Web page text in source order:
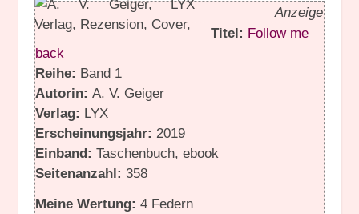
Anzeige
Titel: Follow me
back
Reihe: Band 1
Autorin: A. V. Geiger
Verlag: LYX
Erscheinungsjahr: 2019
Einband: Taschenbuch, ebook
Seitenanzahl: 358
Meine Wertung: 4 Federn